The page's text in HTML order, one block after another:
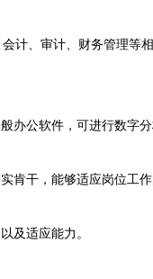
、审计、财务管理等
公软件，可进行数字分
干，能够适应岗位工作
适应能力。